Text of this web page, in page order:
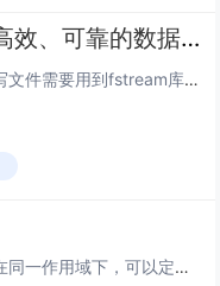
C++文件读写实现：快速、高效、可靠的数据存储和读取
一、读写文件的基础操作 在C++中，读写文件需要用到fstream库，包含在头文件中。使用fstream，需构建一个f...
一、什么是函数的重载 函数的重载是指在同一作用域下，可以定义多个同名函数，但是这些同名函数的参数列表必须不同。参数的不同...